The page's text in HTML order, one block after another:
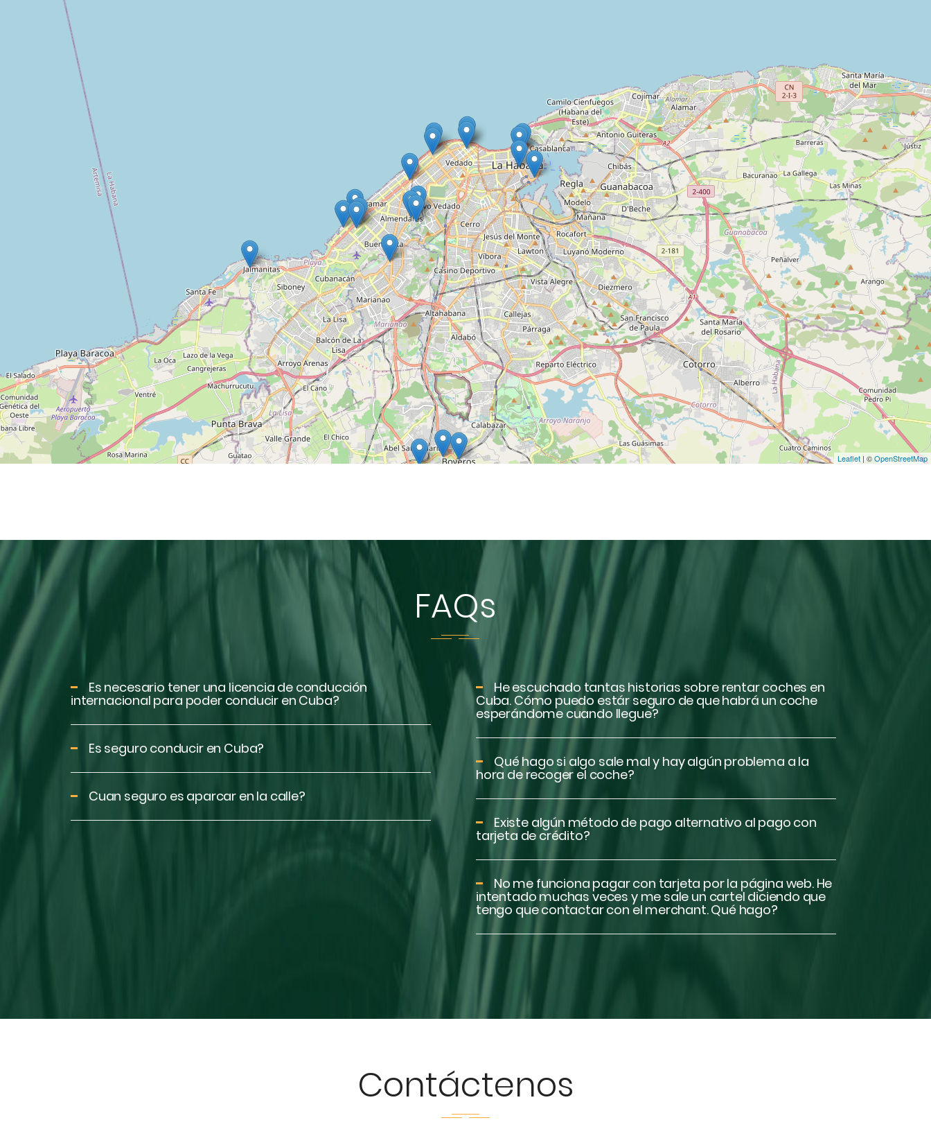
Leaflet | ©OpenStreetMap
FAQs
Es necesario tener una licencia de conducción
internacional para poder conducir en Cuba?
Es seguro conducir en Cuba?
Cuan seguro es aparcar en la calle?
He escuchado tantas historias sobre rentar coches en
Cuba. Cómo puedo estár seguro de que habrá un coche
esperándome cuando llegue?
Qué hago si algo sale mal y hay algún problema a la
hora de recoger el coche?
Existe algún método de pago alternativo al pago con
tarjeta de crédito?
No me funciona pagar con tarjeta por la página web. He
intentado muchas veces y me sale un cartel diciendo que
tengo que contactar con el merchant. Qué hago?
Contáctenos